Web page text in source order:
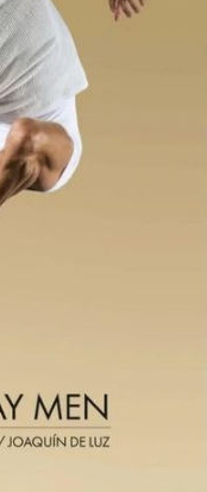
Times
einen
die Sicherung
Fotografien und
und Bereitstellung
neuer
mit
die
und